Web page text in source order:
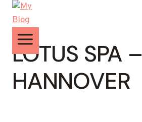
Zum
Inhalt
springen
LOTUS SPA –
HANNOVER